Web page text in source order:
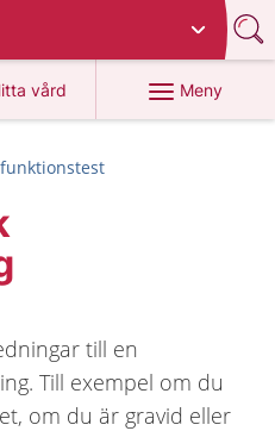
vård
på 1177.se
Meny
till en
Till exempel om du
om du är gravid eller